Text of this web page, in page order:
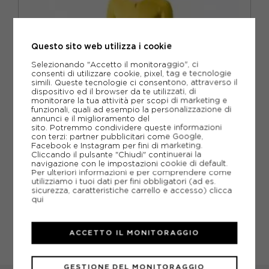
CASTELLI
CASTELLI BODY CICLISMO ULIMITED SPEEDSUIT MANGO
MOJITO NERO IVORY UOMO
M L
ACQUISTA
349,95€
Questo sito web utilizza i cookie
Selezionando "Accetto il monitoraggio", ci
consenti di utilizzare cookie, pixel, tag e tecnologie
simili. Queste tecnologie ci consentono, attraverso il
dispositivo ed il browser da te utilizzati, di
monitorare la tua attività per scopi di marketing e
funzionali, quali ad esempio la personalizzazione di
annunci e il miglioramento del
sito. Potremmo condividere queste informazioni
con terzi: partner pubblicitari come Google,
Facebook e Instagram per fini di marketing.
Cliccando il pulsante "Chiudi" continuerai la
navigazione con le impostazioni cookie di default.
Per ulteriori informazioni e per comprendere come
utilizziamo i tuoi dati per fini obbligatori (ad es.
sicurezza, caratteristiche carrello e accesso) clicca
qui
GESTIONE DEL MONITORAGGIO
ACCETTO IL MONITORAGGIO